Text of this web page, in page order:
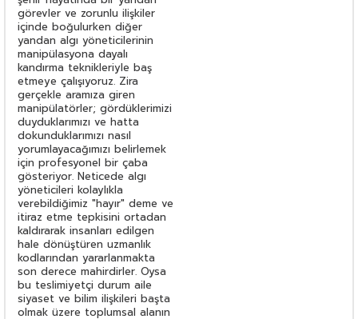
görevler ve zorunlu ilişkiler
içinde boğulurken diğer
yandan algı yöneticilerinin
manipülasyona dayalı
kandırma teknikleriyle baş
etmeye çalışıyoruz. Zira
gerçekle aramıza giren
manipülatörler; gördüklerimizi
duyduklarımızı ve hatta
dokunduklarımızı nasıl
yorumlayacağımızı belirlemek
için profesyonel bir çaba
gösteriyor. Neticede algı
yöneticileri kolaylıkla
verebildiğimiz "hayır" deme ve
itiraz etme tepkisini ortadan
kaldırarak insanları edilgen
hale dönüştüren uzman­lık
kodlarından yararlanmakta
son derece mahirdirler. Oysa
bu teslimiyetçi durum aile
siyaset ve bilim ilişkileri başta
olmak üzere toplumsal alanın